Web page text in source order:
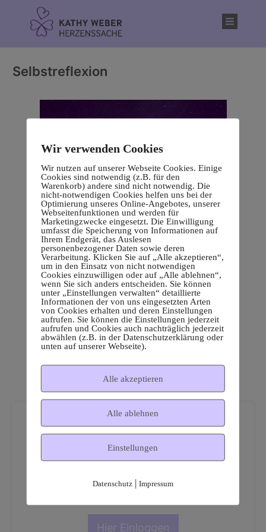
Selbstreflexion
Dies ist ein geschützter
Mitgliederbereich!
Hier Einloggen
Wir verwenden Cookies
Wir nutzen auf unserer Webseite Cookies. Einige
Cookies sind notwendig (z.B. für den
Warenkorb) andere sind nicht notwendig. Die
nicht-notwendigen Cookies helfen uns bei der
Optimierung unseres Online-Angebotes, unserer
Webseitenfunktionen und werden für
Marketingzwecke eingesetzt. Die Einwilligung
umfasst die Speicherung von Informationen auf
Ihrem Endgerät, das Auslesen
personenbezogener Daten sowie deren
Verarbeitung. Klicken Sie auf „Alle akzeptieren“,
um in den Einsatz von nicht notwendigen
Cookies einzuwilligen oder auf „Alle ablehnen“,
wenn Sie sich anders entscheiden. Sie können
unter „Einstellungen verwalten“ detaillierte
Informationen der von uns eingesetzten Arten
von Cookies erhalten und deren Einstellungen
aufrufen. Sie können die Einstellungen jederzeit
aufrufen und Cookies auch nachträglich jederzeit
abwählen (z.B. in der Datenschutzerklärung oder
unten auf unserer Webseite).
Alle akzeptieren
Alle ablehnen
Einstellungen
Datenschutz| Impressum